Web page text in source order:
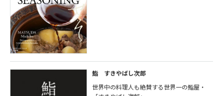
鮨 すきやばし次郎
世界中の料理人も絶賛する世界一の鮨屋・